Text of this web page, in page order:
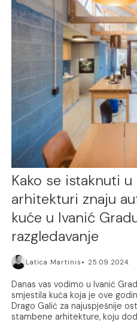
Kako se istaknuti
arhitekturi znaju
kuće u Ivanić
razgledavanje
Latica Martinis 25.09.2024.
Danas vas vodimo u Ivanić
smjestila kuća koja je ove
Drago Galić za najuspješnije
stambene arhitekture, koju